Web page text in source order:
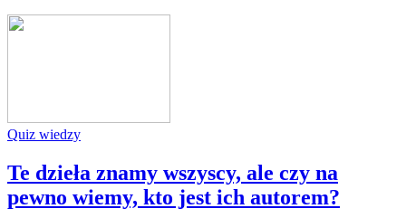
Quiz wiedzy
Te dzieła znamy wszyscy, ale czy na
pewno wiemy, kto jest ich autorem?